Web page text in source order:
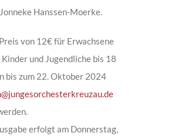
Hanssen-Moerke.
von 12€ für Erwachsene
und Jugendliche bis 18
bis zum 22. Oktober 2024
erfolgt am Donnerstag,